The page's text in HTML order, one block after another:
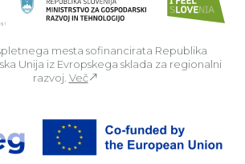
mesta sofinancirata Republika
Unija iz Evropskega sklada za regionalni
razvoj. Več